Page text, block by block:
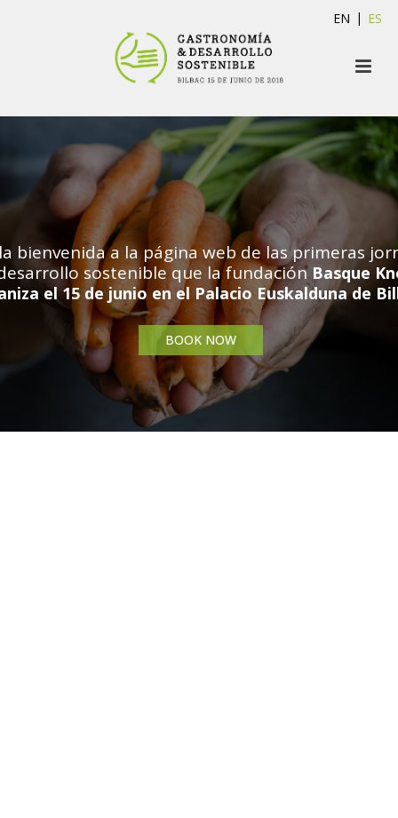
EN ES
bienvenida a la página web de las primeras
sostenible que la fundación Basque
el 15 de junio en el Palacio Euskalduna de
BOOK NOW